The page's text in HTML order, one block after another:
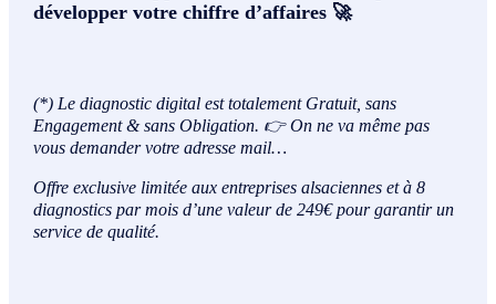
développer votre chiffre d’affaires 🚀
(*) Le diagnostic digital est totalement Gratuit, sans
Engagement & sans Obligation. 👉 On ne va même pas
vous demander votre adresse mail…
Offre exclusive limitée aux entreprises alsaciennes et à 8
diagnostics par mois d’une valeur de 249€ pour garantir un
service de qualité.